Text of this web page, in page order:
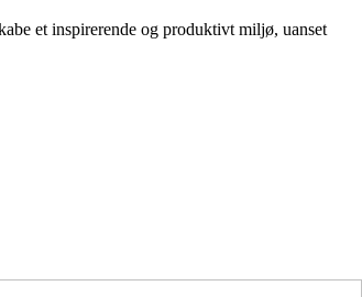
et inspirerende og produktivt miljø, uanset